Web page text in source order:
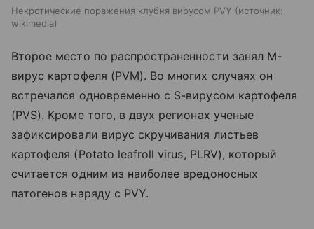
Некротические поражения клубня вирусом PVY
источник:
wikimedia
Второе место по распространенности занял M-
вирус картофеля (PVM). Во многих случаях он
встречался одновременно с S-вирусом картофеля
(PVS). Кроме того, в двух регионах ученые
зафиксировали вирус скручивания листьев
картофеля (Potato leafroll virus, PLRV), который
считается одним из наиболее вредоносных
патогенов наряду с PVY.